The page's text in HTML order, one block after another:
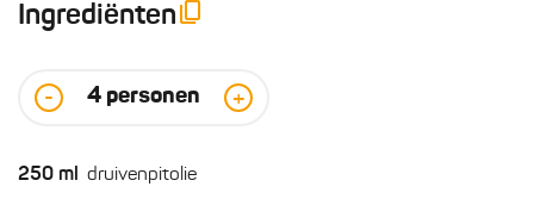
Ingrediënten
- 4 personen +
250 ml druivenpitolie